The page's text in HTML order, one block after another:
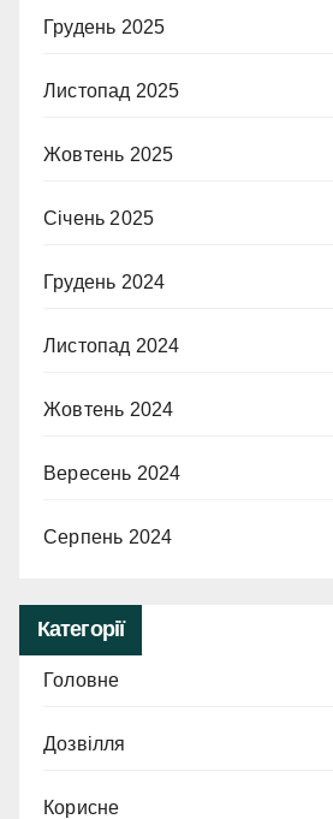
Грудень 2025
Листопад 2025
Жовтень 2025
Січень 2025
Грудень 2024
Листопад 2024
Жовтень 2024
Вересень 2024
Серпень 2024
Категорії
Головне
Дозвілля
Корисне